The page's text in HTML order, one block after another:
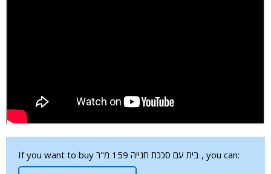
If you want to buy בית עם סככת חנייה 159 מ"ר , you can: